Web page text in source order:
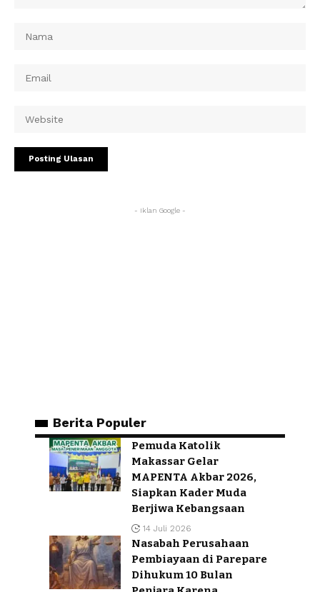
- Iklan Google -
Berita Populer
Pemuda Katolik
Makassar Gelar
MAPENTA Akbar 2026,
Siapkan Kader Muda
Berjiwa Kebangsaan
14 Juli 2026
Nasabah Perusahaan
Pembiayaan di Parepare
Dihukum 10 Bulan